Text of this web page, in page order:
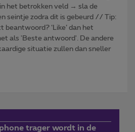
het betrokken veld → sla de
seintje zodra dit is gebeurd // Tip:
beantwoord? ‘Like’ dan het
als 'Beste antwoord'. De andere
situatie zullen dan sneller
trager wordt in de